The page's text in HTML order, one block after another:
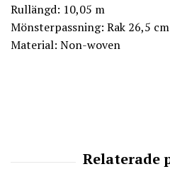
Rullängd: 10,05 m
Mönsterpassning: Rak 26,5 cm
Material: Non-woven